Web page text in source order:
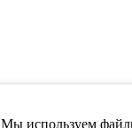
Мы используем